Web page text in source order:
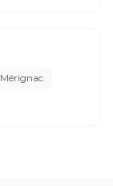
Mérignac